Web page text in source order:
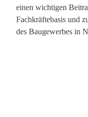
einen wichtigen
Fachkräftebasis und
des Baugewerbes in